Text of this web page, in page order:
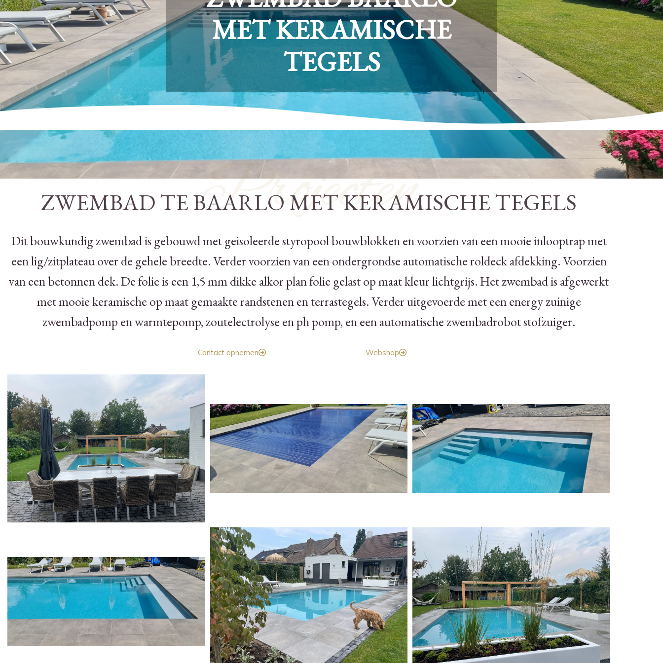
MET KERAMISCHE
TEGELS
Projecten
ZWEMBAD TE BAARLO MET KERAMISCHE TEGELS
Dit bouwkundig zwembad is gebouwd met geisoleerde styropool bouwblokken en voorzien van een mooie inlooptrap met
een lig/zitplateau over de gehele breedte. Verder voorzien van een ondergrondse automatische roldeck afdekking. Voorzien
van een betonnen dek. De folie is een 1,5 mm dikke alkor plan folie gelast op maat kleur lichtgrijs. Het zwembad is afgewerkt
met mooie keramische op maat gemaakte randstenen en terrastegels. Verder uitgevoerde met een energy zuinige
zwembadpomp en warmtepomp, zoutelectrolyse en ph pomp, en een automatische zwembadrobot stofzuiger.
Contact opnemen Webshop